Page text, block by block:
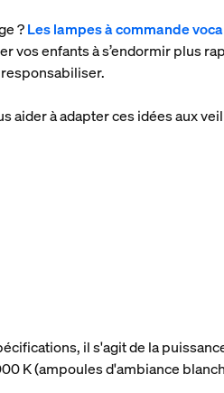
?Les lampes à commande
vos enfants à s’endormir plus
aider à adapter ces idées aux
il s'agit de la
K (ampoules d'ambiance